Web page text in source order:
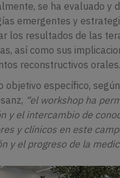
se ha evaluado y
emergentes y
los resultados de las
así como sus
reconstructivos orales.
objetivo específico,
“el workshop ha
y el intercambio de
y clínicos en este
y el progreso de la